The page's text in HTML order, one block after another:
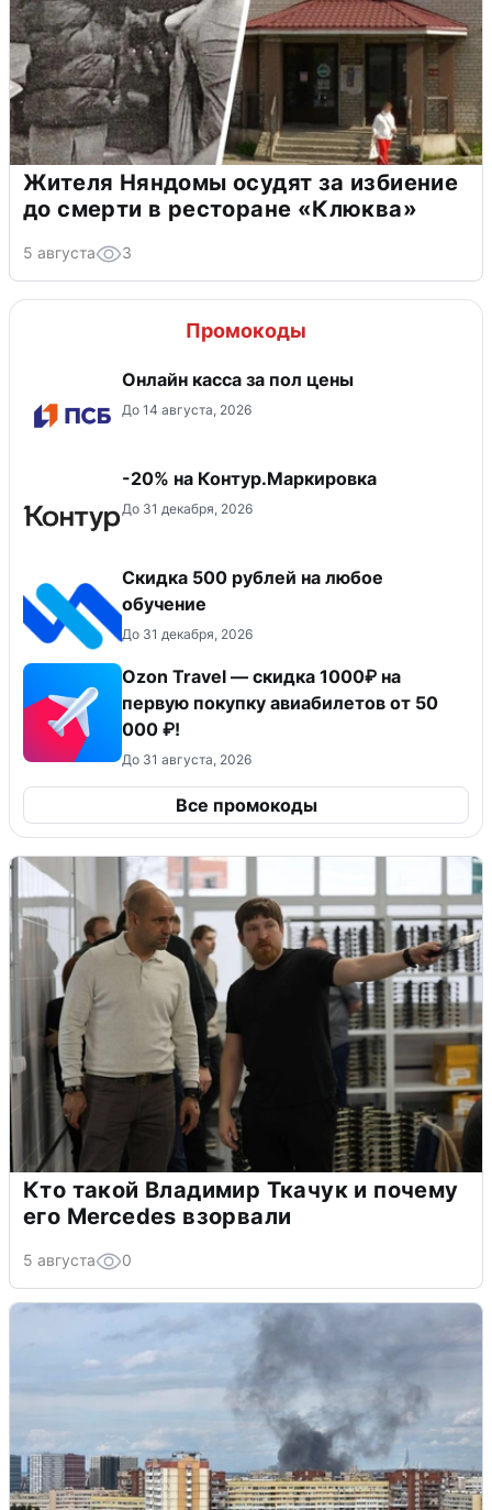
Жителя Няндомы осудят за избиение
до смерти в ресторане «Клюква»
5 августа 3
Промокоды
Онлайн касса за пол цены
До 14 августа, 2026
-20% на Контур.Маркировка
До 31 декабря, 2026
Скидка 500 рублей на любое
обучение
До 31 декабря, 2026
Ozon Travel — скидка 1000₽ на
первую покупку авиабилетов от 50
000 ₽!
До 31 августа, 2026
Все промокоды
Кто такой Владимир Ткачук и почему
его Mercedes взорвали
5 августа 0